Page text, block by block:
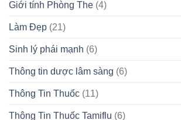
Giới tính Phòng The (4)
Làm Đẹp (21)
Sinh lý phái mạnh (6)
Thông tin dược lâm sàng (6)
Thông Tin Thuốc (11)
Thông Tin Thuốc Tamiflu (6)